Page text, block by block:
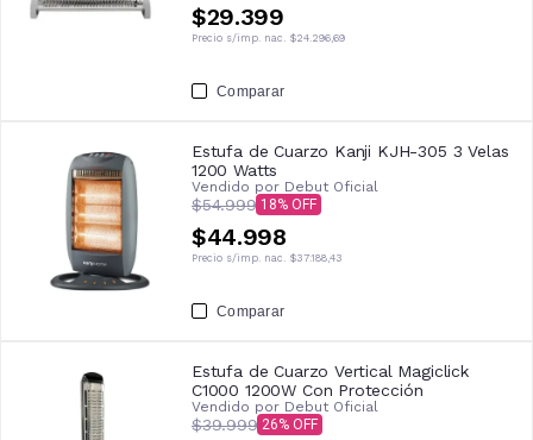
$29.399
Precio s/imp. nac. $24.296,69
Comparar
Estufa de Cuarzo Kanji KJH-305 3 Velas
1200 Watts
Vendido por Debut Oficial
$54.999 18
$44.998
Precio s/imp. nac. $37.188,43
Comparar
Estufa de Cuarzo Vertical Magiclick
C1000 1200W Con Protección
Vendido por Debut Oficial
$39.999 26